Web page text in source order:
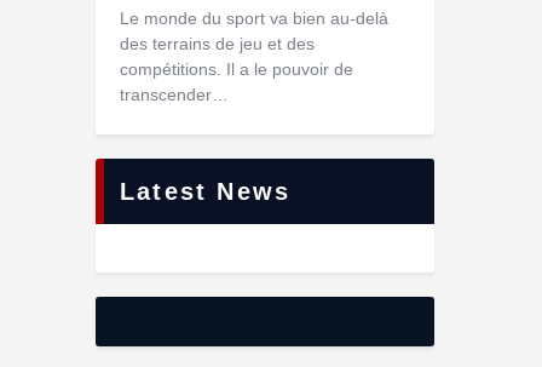
Le monde du sport va bien au-delà
des terrains de jeu et des
compétitions. Il a le pouvoir de
transcender…
Latest News